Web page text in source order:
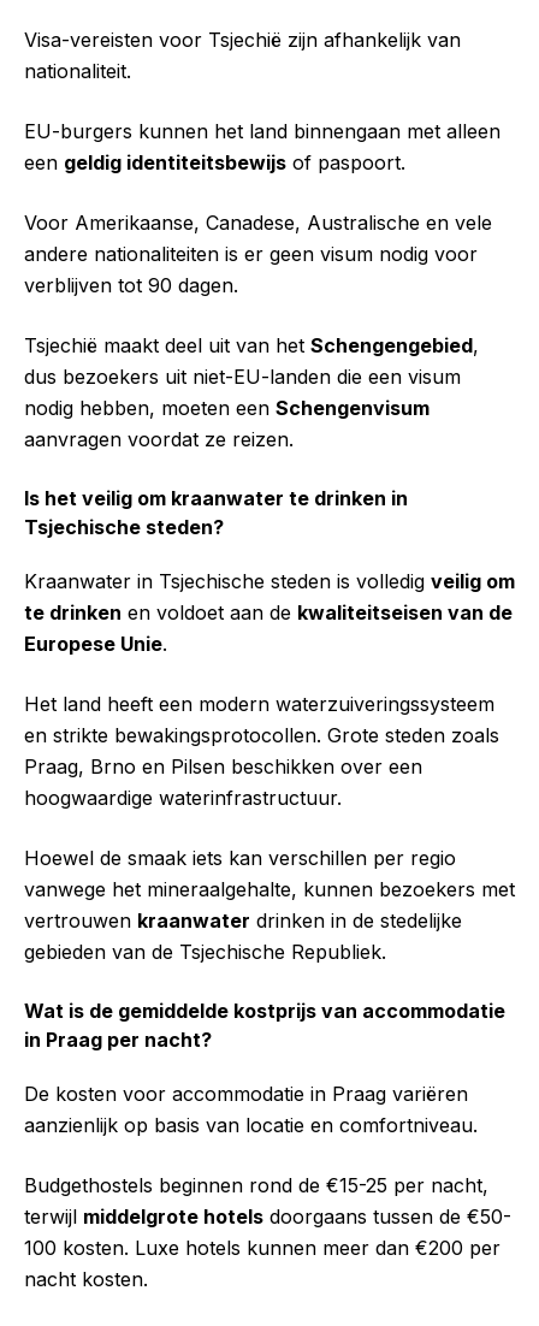
Visa-vereisten voor Tsjechië zijn afhankelijk van
nationaliteit.
EU-burgers kunnen het land binnengaan met alleen
een geldig identiteitsbewijs of paspoort.
Voor Amerikaanse, Canadese, Australische en vele
andere nationaliteiten is er geen visum nodig voor
verblijven tot 90 dagen.
Tsjechië maakt deel uit van het Schengengebied,
dus bezoekers uit niet-EU-landen die een visum
nodig hebben, moeten een Schengenvisum
aanvragen voordat ze reizen.
Is het veilig om kraanwater te drinken in
Tsjechische steden?
Kraanwater in Tsjechische steden is volledig veilig om
te drinken en voldoet aan de kwaliteitseisen van de
Europese Unie.
Het land heeft een modern waterzuiveringssysteem
en strikte bewakingsprotocollen. Grote steden zoals
Praag, Brno en Pilsen beschikken over een
hoogwaardige waterinfrastructuur.
Hoewel de smaak iets kan verschillen per regio
vanwege het mineraalgehalte, kunnen bezoekers met
vertrouwen kraanwater drinken in de stedelijke
gebieden van de Tsjechische Republiek.
Wat is de gemiddelde kostprijs van accommodatie
in Praag per nacht?
De kosten voor accommodatie in Praag variëren
aanzienlijk op basis van locatie en comfortniveau.
Budgethostels beginnen rond de €15-25 per nacht,
terwijl middelgrote hotels doorgaans tussen de €50-
100 kosten. Luxe hotels kunnen meer dan €200 per
nacht kosten.